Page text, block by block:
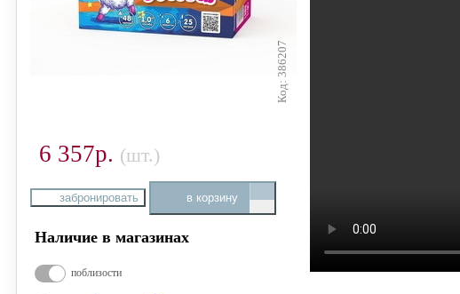
386207
6 357р. (шт.)
забронировать в корзину
Наличие в магазинах
поблизости